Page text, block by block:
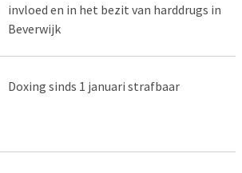
invloed en in het bezit van harddrugs in
Beverwijk
Doxing sinds 1 januari strafbaar